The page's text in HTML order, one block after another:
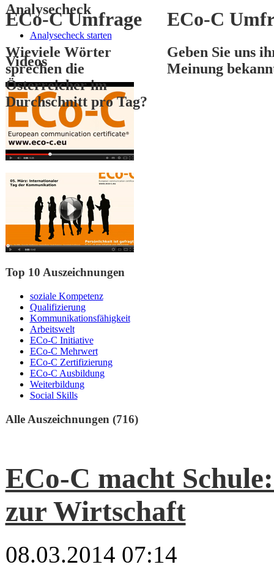
ECo-C Umfrage
Wieviele Wörter
sprechen die
Österreicher im
Durchschnitt pro Tag?
ECo-C
Geben Sie uns
Meinung
3
Analysecheck
Analysecheck starten
Videos
Top 10 Auszeichnungen
soziale Kompetenz
Qualifizierung
Kommunikationsfähigkeit
Arbeitswelt
ECo-C Initiative
ECo-C Mehrwert
ECo-C Zertifizierung
ECo-C Ausbildung
Weiterbildung
Social Skills
Alle Auszeichnungen (716)
ECo-C macht
zur Wirtschaft
08.03.2014 07:14